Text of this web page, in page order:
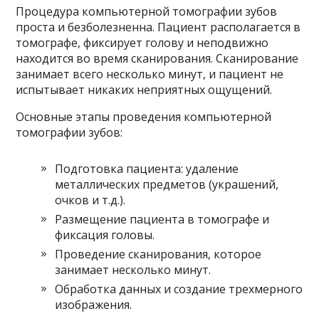
Процедура компьютерной томографии зубов
проста и безболезненна. Пациент располагается в
томографе, фиксирует голову и неподвижно
находится во время сканирования. Сканирование
занимает всего несколько минут, и пациент не
испытывает никаких неприятных ощущений.
Основные этапы проведения компьютерной
томографии зубов:
Подготовка пациента: удаление
металлических предметов (украшений,
очков и т.д.).
Размещение пациента в томографе и
фиксация головы.
Проведение сканирования, которое
занимает несколько минут.
Обработка данных и создание трехмерного
изображения.